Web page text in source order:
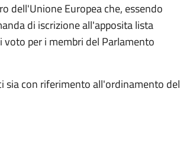
dell'Unione Europea che, essendo
di iscrizione all'apposita lista
per i membri del Parlamento
sia con riferimento all'ordinamento del